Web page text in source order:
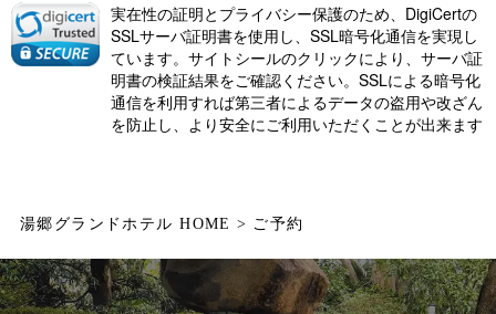
実在性の証明とプライバシー保護のため、DigiCertの
SSLサーバ証明書を使用し、SSL暗号化通信を実現し
ています。サイトシールのクリックにより、サーバ証
明書の検証結果をご確認ください。SSLによる暗号化
通信を利用すれば第三者によるデータの盗用や改ざん
を防止し、より安全にご利用いただくことが出来ます
湯郷グランドホテル HOME ご予約